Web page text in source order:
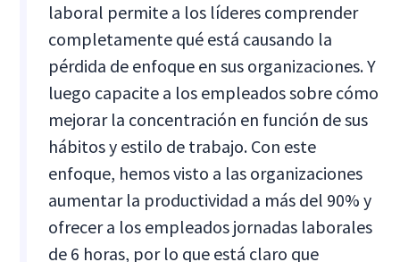
laboral permite a los líderes comprender
completamente qué está causando la
pérdida de enfoque en sus organizaciones. Y
luego capacite a los empleados sobre cómo
mejorar la concentración en función de sus
hábitos y estilo de trabajo. Con este
enfoque, hemos visto a las organizaciones
aumentar la productividad a más del 90% y
ofrecer a los empleados jornadas laborales
de 6 horas, por lo que está claro que